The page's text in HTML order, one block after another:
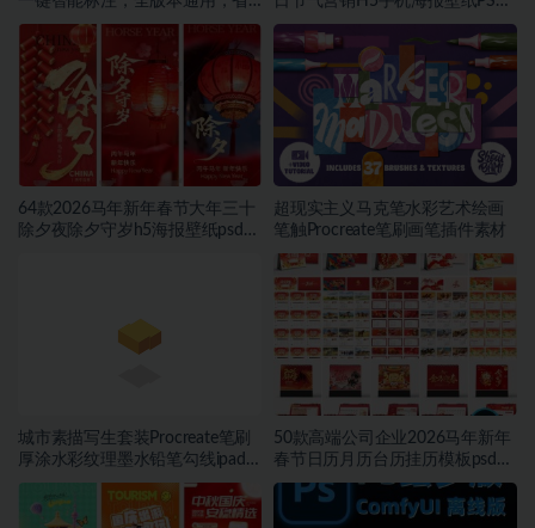
时省力~1566期
源文件设计素材~1522期
64款2026马年新年春节大年三十
除夕夜除夕守岁h5海报壁纸psd源
超现实主义马克笔水彩艺术绘画
笔触Procreate笔刷画笔插件素材
城市素描写生套装Procreate笔刷
厚涂水彩纹理墨水铅笔勾线ipad
插画笔
50款高端公司企业2026马年新年
春节日历月历台历挂历模板psd源
文件设计素材~1473期